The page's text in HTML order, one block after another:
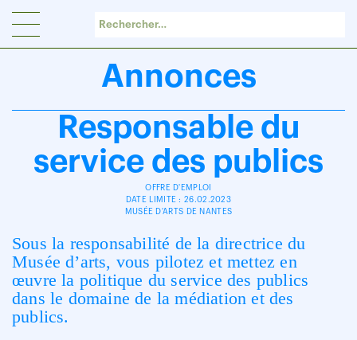
Annonces
Responsable du
service des publics
OFFRE D'EMPLOI
DATE LIMITE : 26.02.2023
MUSÉE D'ARTS DE NANTES
Sous la responsabilité de la directrice du
Musée d’arts, vous pilotez et mettez en
œuvre la politique du service des publics
dans le domaine de la médiation et des
publics.